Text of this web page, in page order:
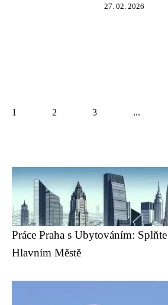
27. 02. 2026
1 2 3 ...
Práce Praha s Ubytováním:
Hlavním Městě